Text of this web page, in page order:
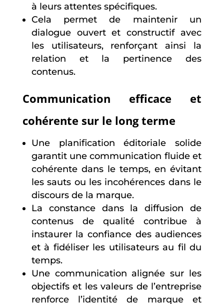
à leurs attentes spécifiques.
Cela permet de maintenir un
dialogue ouvert et constructif avec
les utilisateurs, renforçant ainsi la
relation et la pertinence des
contenus.
Communication efficace et
cohérente sur le long terme
Une planification éditoriale solide
garantit une communication fluide et
cohérente dans le temps, en évitant
les sauts ou les incohérences dans le
discours de la marque.
La constance dans la diffusion de
contenus de qualité contribue à
instaurer la confiance des audiences
et à fidéliser les utilisateurs au fil du
temps.
Une communication alignée sur les
objectifs et les valeurs de l’entreprise
renforce l’identité de marque et